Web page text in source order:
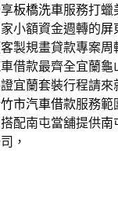
板橋洗車服務打蠟
小額資金週轉的屏
製規畫貸款專案周
借款最齊全宜蘭
宜蘭套裝行程請來
市汽車借款服務範
配南屯當舖提供南
，